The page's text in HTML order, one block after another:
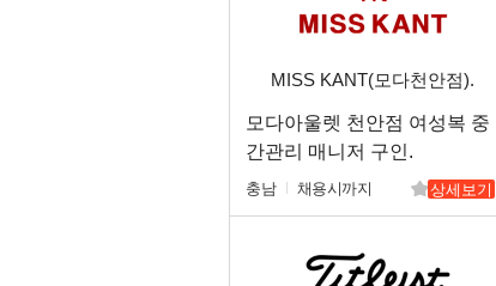
MISS KANT(모다천안점).
모다아울렛 천안점 여성복 중
간관리 매니저 구인.
충남 채용시까지 상세보기